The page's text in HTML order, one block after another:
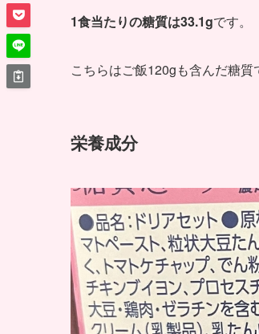
1食当たりの糖質は33.1gです。
こちらはご飯120gも含んだ糖質
栄養成分